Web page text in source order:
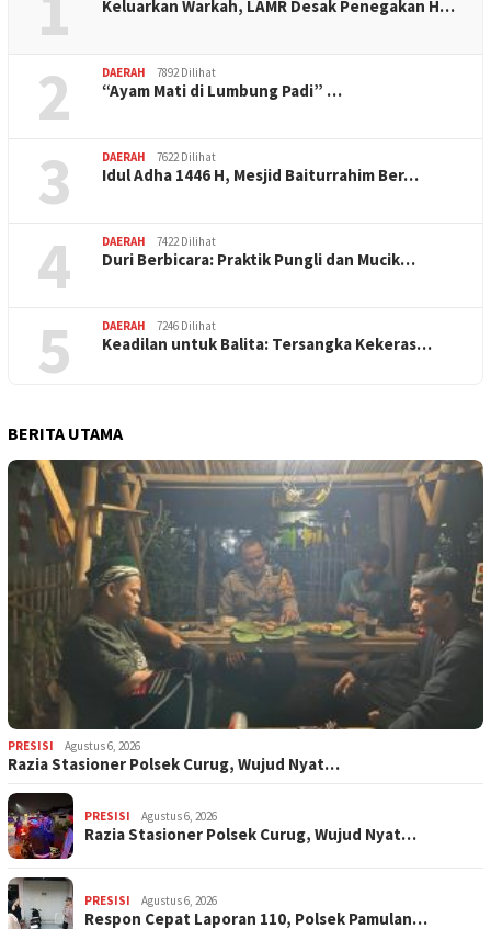
Keluarkan Warkah, LAMR Desak Penegakan H…
2 DAERAH 7892 Dilihat
“Ayam Mati di Lumbung Padi” …
3 DAERAH 7622 Dilihat
Idul Adha 1446 H, Mesjid Baiturrahim Ber…
4 DAERAH 7422 Dilihat
Duri Berbicara: Praktik Pungli dan Mucik…
5 DAERAH 7246 Dilihat
Keadilan untuk Balita: Tersangka Kekeras…
BERITA UTAMA
PRESISI Agustus 6, 2026
Razia Stasioner Polsek Curug, Wujud Nyat…
PRESISI Agustus 6, 2026
Razia Stasioner Polsek Curug, Wujud Nyat…
PRESISI Agustus 6, 2026
Respon Cepat Laporan 110, Polsek Pamulan…